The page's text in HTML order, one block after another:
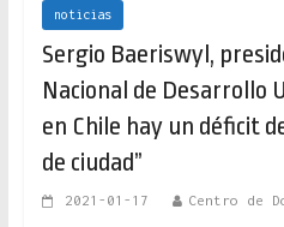
noticias
Sergio Baeriswyl,
Nacional de Desarrollo
en Chile hay un déficit
de ciudad”
2021-01-17 Centro de